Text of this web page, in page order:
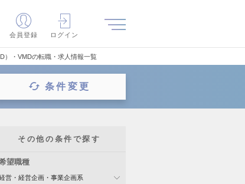
会員登録 ログイン
）・VMDの転職・求人情報一覧
条件変更
その他の条件で探す
望職種
営・経営企画・事業企画系